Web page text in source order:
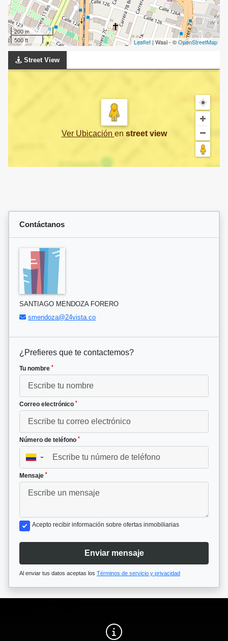
200 m
500 ft
Leaflet | Wasi - ©OpenStreetMap
Street View
Ver Ubicación en street view
Contáctanos
SANTIAGO MENDOZA FORERO
smendoza@24vista.co
¿Prefieres que te contactemos?
Tu nombre *
Correo electrónico *
Número de teléfono *
▼
Mensaje *
Acepto recibir información sobre ofertas inmobiliarias
Enviar mensaje
Al enviar tus datos aceptas los Términos de servicio y privacidad